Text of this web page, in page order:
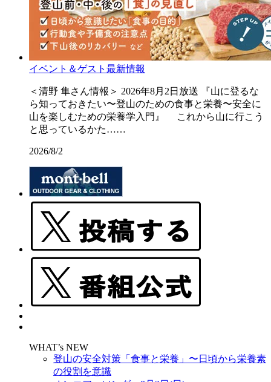
イベント＆ゲスト最新情報
＜清野 隼さん情報＞ 2026年8月2日放送 『山に登るな
ら知っておきたい〜登山のための食事と栄養〜安全に
山を楽しむための栄養学入門』 これから山に行こう
と思っているかた……
2026/8/2
WHAT’s NEW
登山の安全対策「食事と栄養」〜日頃から栄養素
の役割を意識